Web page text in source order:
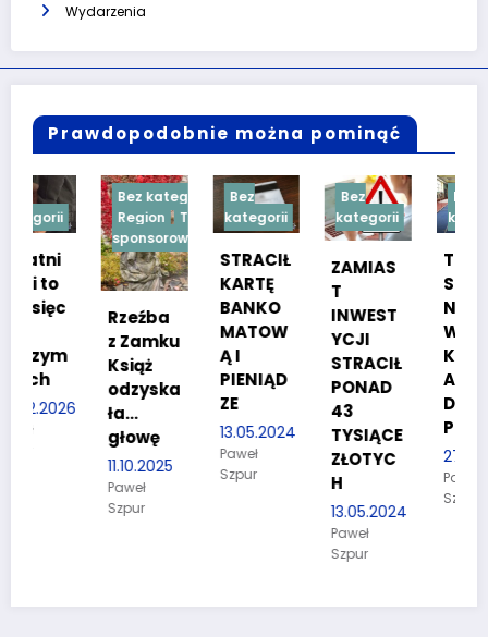
Wydarzenia
Prawdopodobnie można pominąć
Bez kategorii
Region
Treść
sponsorowana
Rzeźba
z Zamku
Książ
odzyska
ła…
Bez
kategorii
STRACIŁ
KARTĘ
MATOW
PIENIĄD
13.05.2024
Szpur
Bez
kategorii
ZAMIAS
T
INWEST
YCJI
STRACIŁ
PONAD
TYSIĄCE
13.05.2024
Bez
kategorii
TESTY
NOŚCIO
KANDYD
ATÓW
POLICJI
27.03.2024